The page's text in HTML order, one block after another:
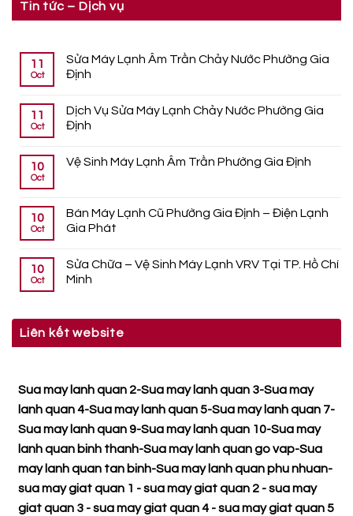
Tin tức – Dịch vụ
11
Oct
Sửa Máy Lạnh Âm Trần Chảy Nước Phường Gia
Định
11
Oct
Dịch Vụ Sửa Máy Lạnh Chảy Nước Phường Gia
Định
10
Oct
Vệ Sinh Máy Lạnh Âm Trần Phường Gia Định
10
Oct
Bán Máy Lạnh Cũ Phường Gia Định – Điện Lạnh
Gia Phát
10
Oct
Sửa Chữa – Vệ Sinh Máy Lạnh VRV Tại TP. Hồ Chí
Minh
Liên kết website
Sua may lanh quan 2-Sua may lanh quan 3-Sua may
lanh quan 4-Sua may lanh quan 5-Sua may lanh quan 7-
Sua may lanh quan 9-Sua may lanh quan 10-Sua may
lanh quan binh thanh-Sua may lanh quan go vap-Sua
may lanh quan tan binh-Sua may lanh quan phu nhuan-
sua may giat quan 1 -sua may giat quan 2 -sua may
giat quan 3 -sua may giat quan 4 -sua may giat quan 5